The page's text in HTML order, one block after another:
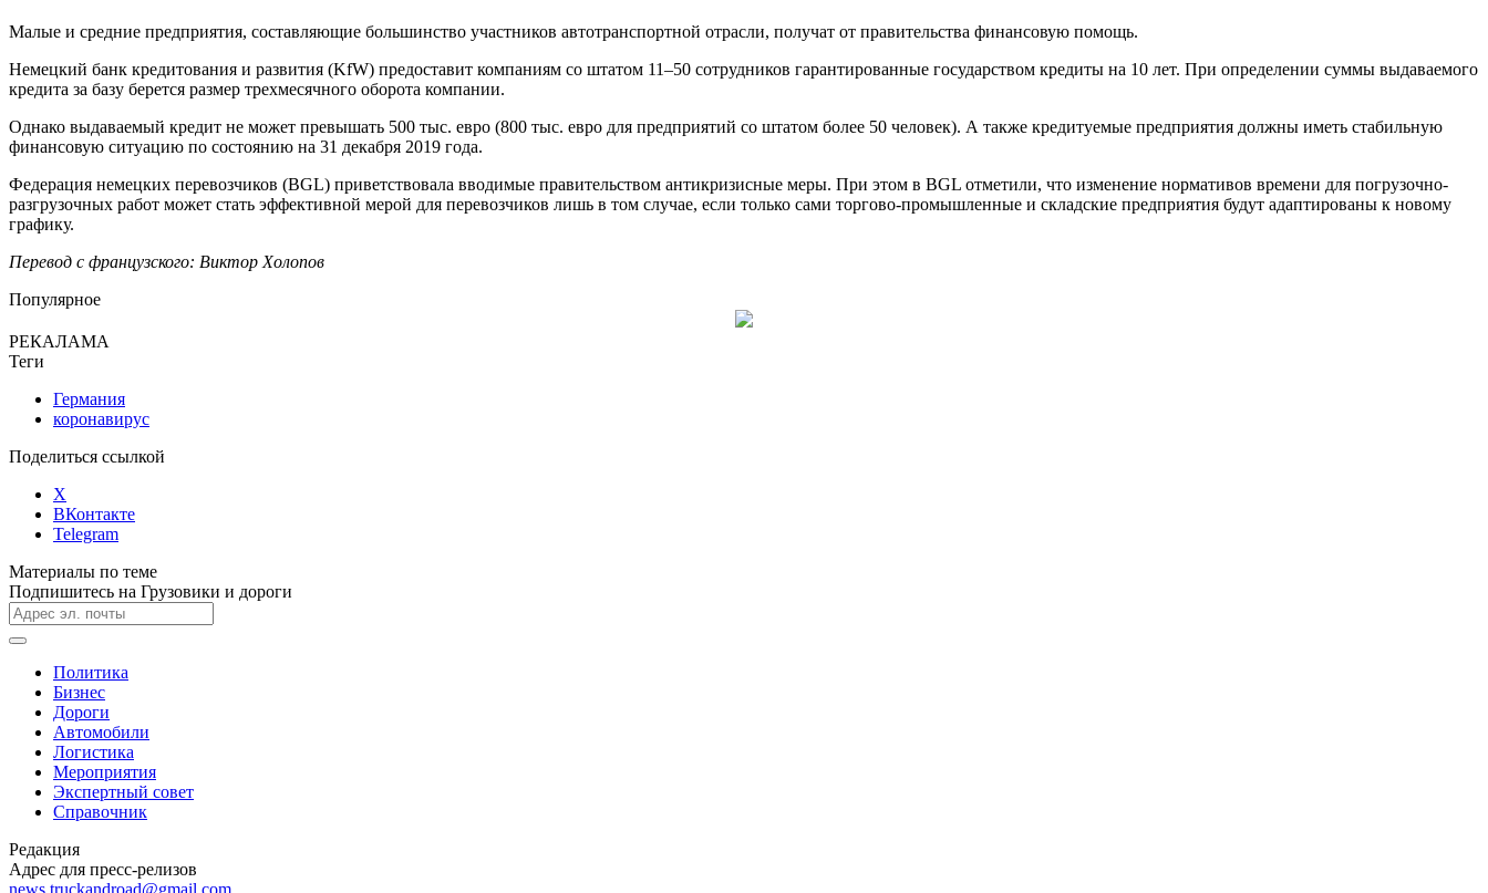
Малые и средние предприятия, составляющие большинство участников автотранспортной отрасли, получат от правительства финансовую помощь.
Немецкий банк кредитования и развития (KfW) предоставит компаниям со штатом 11–50 сотрудников гарантированные государством кредиты на 10 лет. При определении суммы выдаваемого
кредита за базу берется размер трехмесячного оборота компании.
Однако выдаваемый кредит не может превышать 500 тыс. евро (800 тыс. евро для предприятий со штатом более 50 человек). А также кредитуемые предприятия должны иметь стабильную
финансовую ситуацию по состоянию на 31 декабря 2019 года.
Федерация немецких перевозчиков (BGL) приветствовала вводимые правительством антикризисные меры. При этом в BGL отметили, что изменение нормативов времени для погрузочно-
разгрузочных работ может стать эффективной мерой для перевозчиков лишь в том случае, если только сами торгово-промышленные и складские предприятия будут адаптированы к новому
графику.
Перевод с французского: Виктор Холопов
Популярное
РЕКАЛАМА
Теги
Германия
коронавирус
Поделиться ссылкой
X
ВКонтакте
Telegram
Материалы по теме
Подпишитесь на Грузовики и дороги
Политика
Бизнес
Дороги
Автомобили
Логистика
Мероприятия
Экспертный совет
Справочник
Редакция
Адрес для пресс-релизов
news.truckandroad@gmail.com